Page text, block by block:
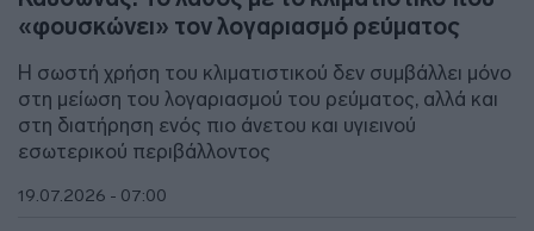
«φουσκώνει» τον λογαριασμό ρεύματος
Η σωστή χρήση του κλιματιστικού δεν συμβάλλει μόνο
στη μείωση του λογαριασμού του ρεύματος, αλλά και
στη διατήρηση ενός πιο άνετου και υγιεινού
εσωτερικού περιβάλλοντος
19.07.2026 - 07:00